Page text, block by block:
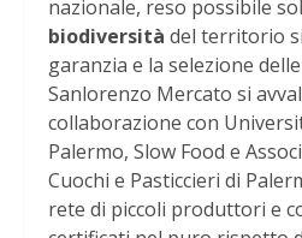
nazionale, reso possibile
biodiversità del territorio
garanzia e la selezione
Sanlorenzo Mercato si
collaborazione con
Palermo, Slow Food e
Cuochi e Pasticcieri di
rete di piccoli produttori e